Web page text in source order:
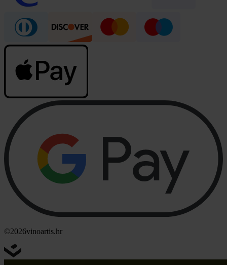
©2026vinoartis.hr